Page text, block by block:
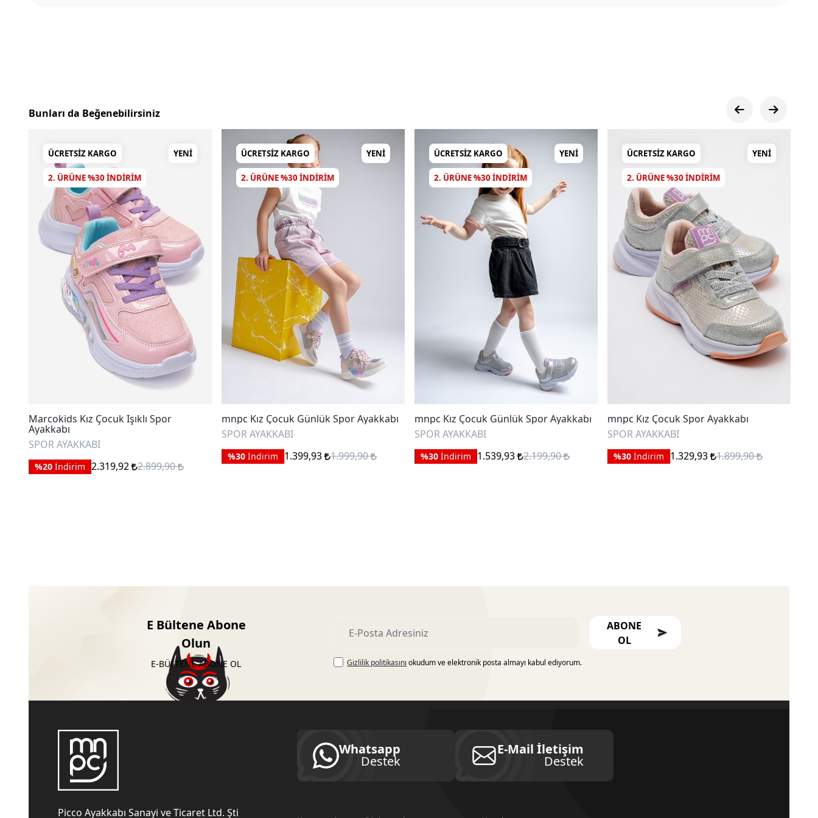
Bunları da Beğenebilirsiniz
ÜCRETSIZ KARGO YENI
2. ÜRÜNE %30 INDIRIM
Marcokids Kız Çocuk Işıklı Spor
Ayakkabı
SPOR AYAKKABI
%20 İndirim 2.319,92 2.899,90
ÜCRETSIZ KARGO YENI
2. ÜRÜNE %30 INDIRIM
mnpc Kız Çocuk Günlük Spor Ayakkabı
SPOR AYAKKABI
%30 İndirim 1.399,93 1.999,90
ÜCRETSIZ KARGO YENI
2. ÜRÜNE %30 INDIRIM
mnpc Kız Çocuk Günlük Spor Ayakkabı
SPOR AYAKKABI
%30 İndirim 1.539,93 2.199,90
ÜCRETSIZ KARGO YENI
2. ÜRÜNE %30 INDIRIM
mnpc Kız Çocuk Spor Ayakkabı
SPOR AYAKKABI
%30 İndirim 1.329,93 1.899,90
E Bültene Abone
Olun
E-BÜLTENE ABONE OL
ABONE
OL
Gizlilik politikasını okudum ve elektronik posta almayı kabul ediyorum.
Picco Ayakkabı Sanayi ve Ticaret Ltd. Şti
Whatsapp
Destek
E-Mail İletişim
Destek